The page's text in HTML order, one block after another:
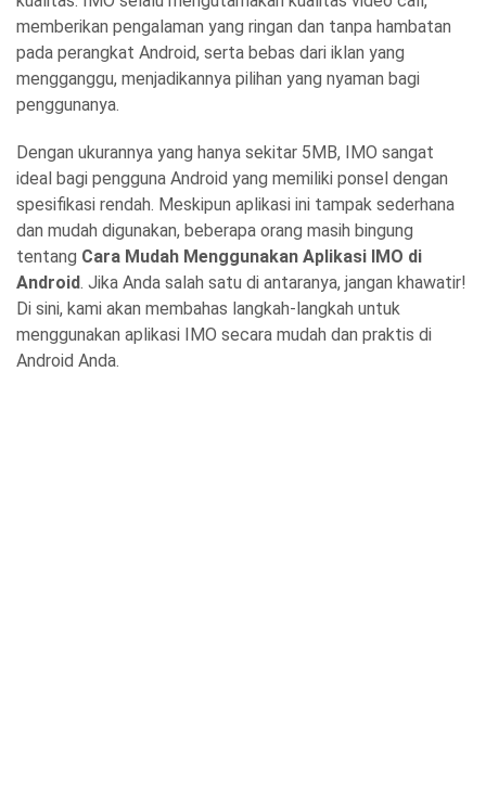
memberikan pengalaman yang ringan dan tanpa hambatan
pada perangkat Android, serta bebas dari iklan yang
mengganggu, menjadikannya pilihan yang nyaman bagi
penggunanya.
Dengan ukurannya yang hanya sekitar 5MB, IMO sangat
ideal bagi pengguna Android yang memiliki ponsel dengan
spesifikasi rendah. Meskipun aplikasi ini tampak sederhana
dan mudah digunakan, beberapa orang masih bingung
tentang Cara Mudah Menggunakan Aplikasi IMO di
Android. Jika Anda salah satu di antaranya, jangan khawatir!
Di sini, kami akan membahas langkah-langkah untuk
menggunakan aplikasi IMO secara mudah dan praktis di
Android Anda.